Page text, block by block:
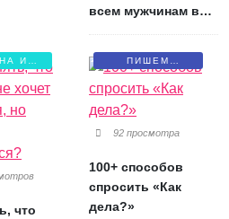
всем мужчинам в
И
что
ПИШЕМ
ПИСЬМА
92 просмотра
100+ способов
спросить «Как
дела?»